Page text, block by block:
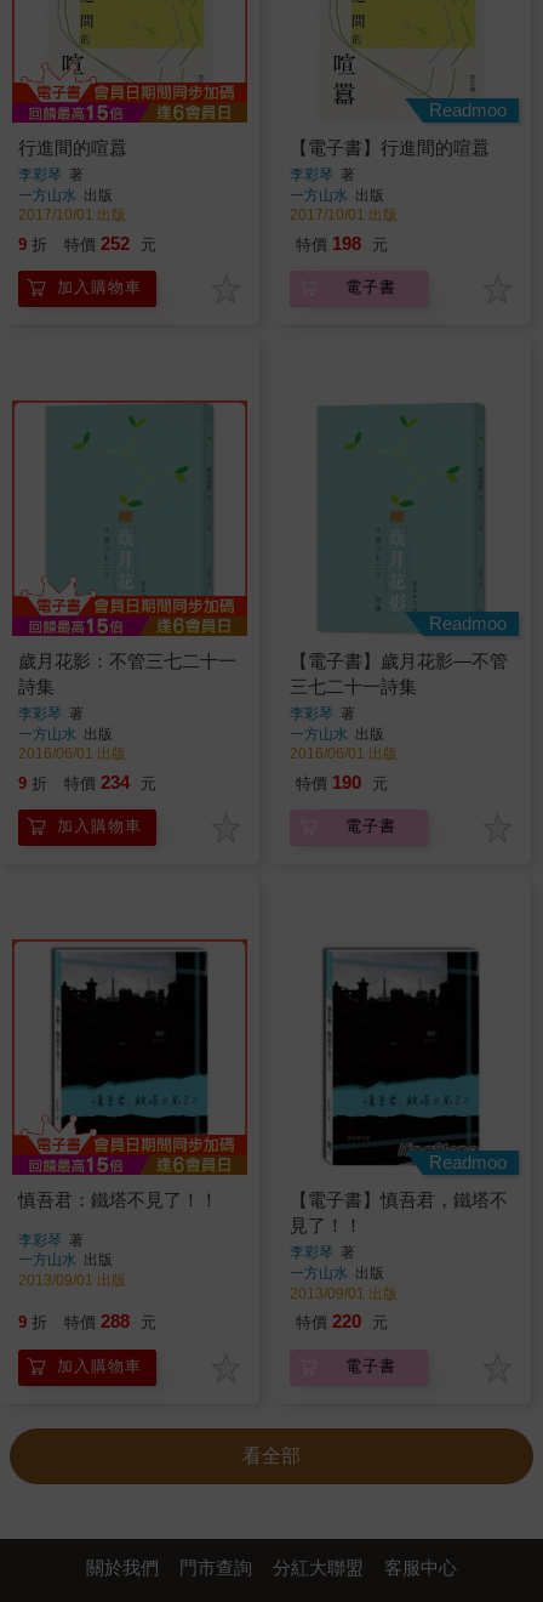
行進間的喧囂
李彩琴 著
一方山水
出版
2017/10/01 出版
9 折 特價 252 元
加入購物車
Readmoo
【電子書】行進間的喧囂
李彩琴 著
一方山水
出版
2017/10/01 出版
特價 198 元
電子書
歲月花影：不管三七二十一
詩集
李彩琴 著
一方山水
出版
2016/06/01 出版
9 折 特價 234 元
加入購物車
Readmoo
【電子書】歲月花影—不管
三七二十一詩集
李彩琴 著
一方山水
出版
2016/06/01 出版
特價 190 元
電子書
慎吾君：鐵塔不見了！！
李彩琴 著
一方山水 出版
2013/09/01 出版
9 折 特價 288 元
加入購物車
Readmoo
【電子書】慎吾君，鐵塔不
見了！！
李彩琴 著
一方山水 出版
2013/09/01 出版
特價 220 元
電子書
看全部
關於我們 門市查詢 分紅大聯盟 客服中心